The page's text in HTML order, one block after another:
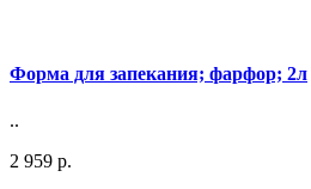
Форма для запекания; фарфор; 2л
..
2 959 р.